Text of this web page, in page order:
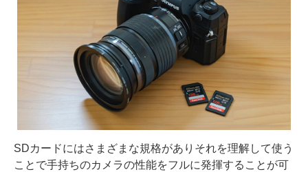
SDカードにはさまざまな規格がありそれを理解して使う
ことで手持ちのカメラの性能をフルに発揮することが可